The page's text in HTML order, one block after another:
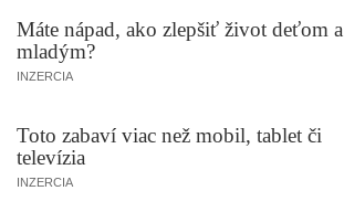
Máte nápad, ako zlepšiť život deťom a
mladým?
INZERCIA
Toto zabaví viac než mobil, tablet či
televízia
INZERCIA